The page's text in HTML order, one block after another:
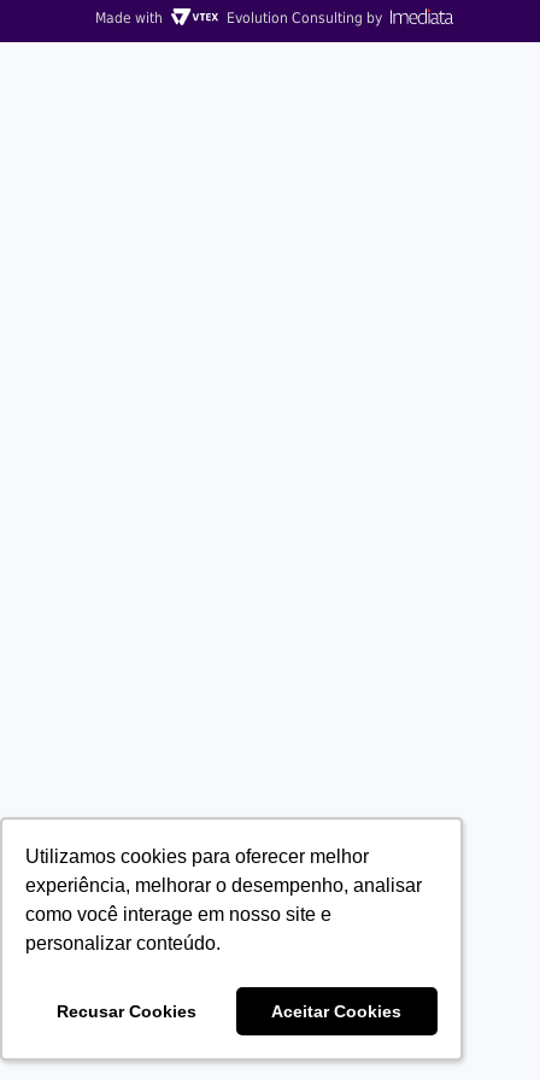
Utilizamos cookies para oferecer melhor
experiência, melhorar o desempenho, analisar
como você interage em nosso site e
personalizar conteúdo.
Recusar Cookies Aceitar Cookies
Utilizamos cookies para oferecer melhor
experiência, melhorar o desempenho, analisar
como você interage em nosso site e
personalizar conteúdo.
Recusar Cookies Aceitar Cookies
Made with Evolution Consulting by